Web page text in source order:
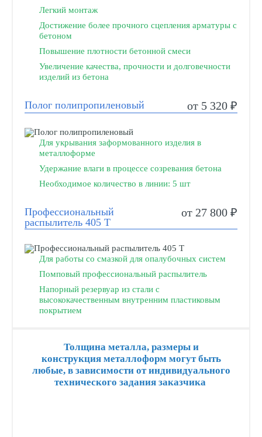
Легкий монтаж
Достижение более прочного сцепления арматуры с
бетоном
Повышение плотности бетонной смеси
Увеличение качества, прочности и долговечности
изделий из бетона
Полог полипропиленовый от 5 320 ₽
Для укрывания заформованного изделия в
металлоформе
Удержание влаги в процессе созревания бетона
Необходимое количество в линии: 5 шт
Профессиональный
распылитель 405 Т
от 27 800 ₽
Для работы со смазкой для опалубочных систем
Помповый профессиональный распылитель
Напорный резервуар из стали с
высококачественным внутренним пластиковым
покрытием
Толщина металла, размеры и
конструкция металлоформ могут быть
любые, в зависимости от индивидуального
технического задания заказчика